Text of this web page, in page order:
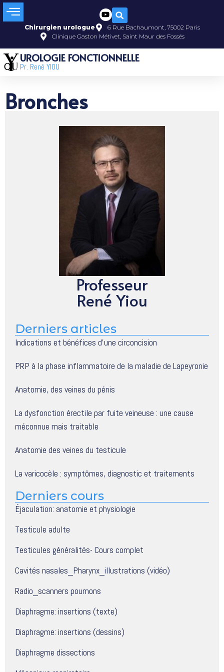
Chirurgien urologue
6 Rue Bachaumont, 75002 Paris
Clinique Gaston Métivet, Saint Maur des Fossés
UROLOGIE FONCTIONNELLE
Pr. René YIOU
Bronches
Professeur
René Yiou
Derniers articles
Indications et bénéfices d’une circoncision
PRP à la phase inflammatoire de la maladie de Lapeyronie
Anatomie, des veines du pénis
La dysfonction érectile par fuite veineuse : une cause
méconnue mais traitable
Anatomie des veines du testicule
La varicocèle : symptômes, diagnostic et traitements
Derniers cours
Éjaculation: anatomie et physiologie
Testicule adulte
Testicules généralités- Cours complet
Cavités nasales_Pharynx_illustrations (vidéo)
Radio_scanners poumons
Diaphragme: insertions (texte)
Diaphragme: insertions (dessins)
Diaphragme dissections